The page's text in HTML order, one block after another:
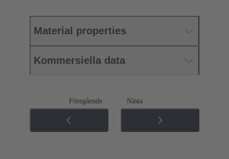
Material properties
Kommersiella data
Föregående Nästa